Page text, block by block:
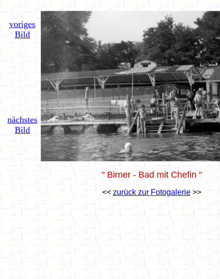
voriges
Bild
nächstes
Bild
" Birner - Bad mit Chefin "
<< zurück zur Fotogalerie>>